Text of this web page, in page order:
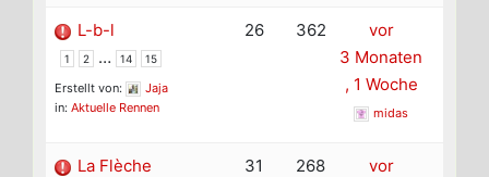
L-b-l
1 2 … 14 15
Erstellt von:
Jaja
in: Aktuelle Rennen
26 362
vor
3 Monaten
, 1 Woche
midas
La Flèche
31 268
vor